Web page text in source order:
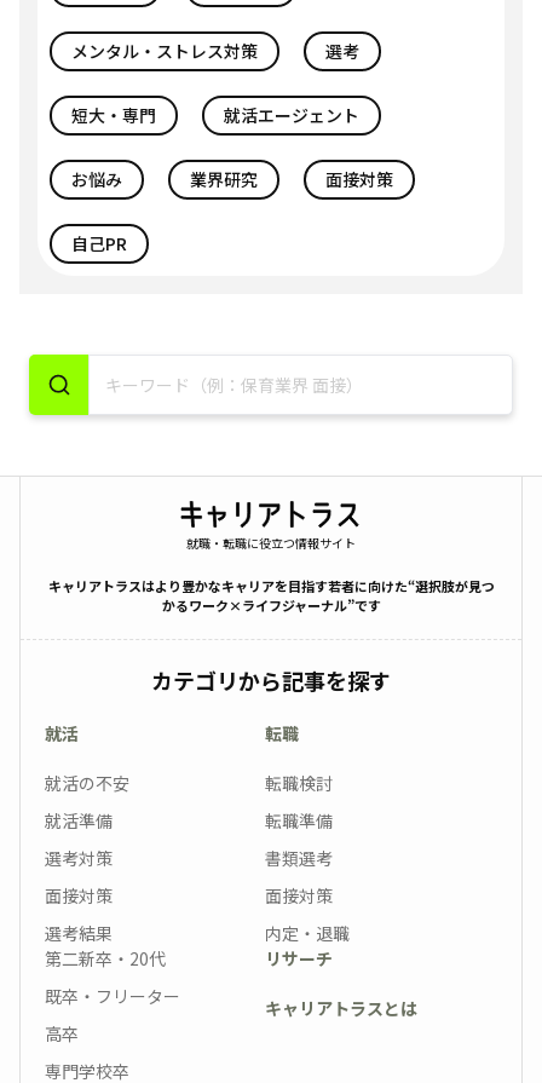
メンタル・ストレス対策 選考
短大・専門 就活エージェント
お悩み 業界研究 面接対策
自己PR
就職・転職に役立つ情報サイト
キャリアトラスはより豊かなキャリアを目指す若者に向けた“選択肢が見つ
かるワーク×ライフジャーナル”です
カテゴリから記事を探す
就活
就活の不安
就活準備
選考対策
面接対策
選考結果
転職
転職検討
転職準備
書類選考
面接対策
内定・退職
第二新卒・20代
既卒・フリーター
高卒
専門学校卒
リサーチ
キャリアトラスとは